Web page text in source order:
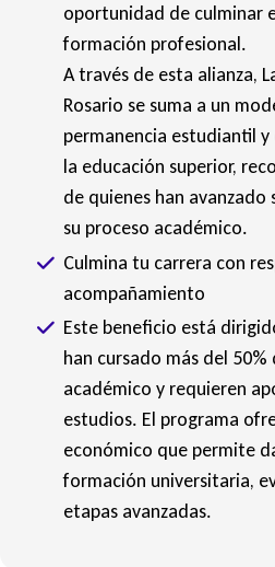
oportunidad de culminar
formación profesional.
A través de esta alianza,
Rosario se suma a un
permanencia estudiantil
la educación superior,
de quienes han
su proceso académico.
Culmina tu carrera con
acompañamiento
Este beneficio está
han cursado más del 50%
académico y requieren
estudios. El programa
económico que permite
formación universitaria,
etapas avanzadas.